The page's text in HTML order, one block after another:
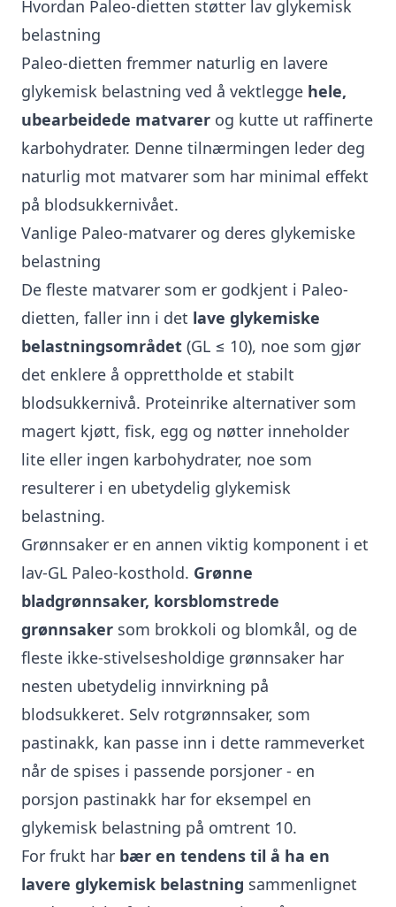
Hvordan Paleo-dietten støtter lav glykemisk
belastning
Paleo-dietten fremmer naturlig en lavere
glykemisk belastning ved å vektlegge hele,
ubearbeidede matvarer og kutte ut raffinerte
karbohydrater. Denne tilnærmingen leder deg
naturlig mot matvarer som har minimal effekt
på blodsukkernivået.
Vanlige Paleo-matvarer og deres glykemiske
belastning
De fleste matvarer som er godkjent i Paleo-
dietten, faller inn i det lave glykemiske
belastningsområdet (GL ≤ 10), noe som gjør
det enklere å opprettholde et stabilt
blodsukkernivå. Proteinrike alternativer som
magert kjøtt, fisk, egg og nøtter inneholder
lite eller ingen karbohydrater, noe som
resulterer i en ubetydelig glykemisk
belastning.
Grønnsaker er en annen viktig komponent i et
lav-GL Paleo-kosthold. Grønne
bladgrønnsaker, korsblomstrede
grønnsaker som brokkoli og blomkål, og de
fleste ikke-stivelsesholdige grønnsaker har
nesten ubetydelig innvirkning på
blodsukkeret. Selv rotgrønnsaker, som
pastinakk, kan passe inn i dette rammeverket
når de spises i passende porsjoner - en
porsjon pastinakk har for eksempel en
glykemisk belastning på omtrent 10.
For frukt har bær en tendens til å ha en
lavere glykemisk belastning sammenlignet